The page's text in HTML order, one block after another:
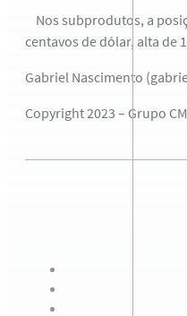
Nos subprodutos, a
centavos de dólar, alta de
Gabriel Nascimento
Copyright 2023 – Grupo